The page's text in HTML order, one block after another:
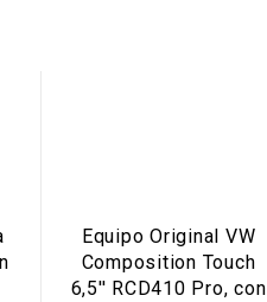
Equipo Original VW
Composition Touch
6,5'' RCD410 Pro, con